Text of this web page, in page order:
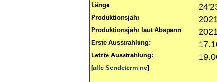
Länge
Produktionsjahr
Produktionsjahr laut Abspann
Erste Ausstrahlung:
Letzte Ausstrahlung:
[alle Sendetermine]